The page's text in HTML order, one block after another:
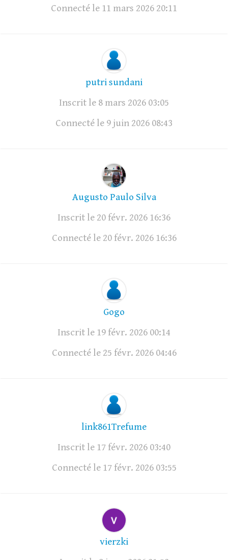
Connecté le 11 mars 2026 20:11
putri sundani
Inscrit le 8 mars 2026 03:05
Connecté le 9 juin 2026 08:43
Augusto Paulo Silva
Inscrit le 20 févr. 2026 16:36
Connecté le 20 févr. 2026 16:36
Gogo
Inscrit le 19 févr. 2026 00:14
Connecté le 25 févr. 2026 04:46
link861Trefume
Inscrit le 17 févr. 2026 03:40
Connecté le 17 févr. 2026 03:55
vierzki